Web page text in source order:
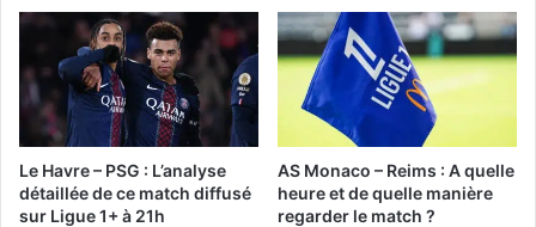
Le Havre – PSG : L’analyse
détaillée de ce match diffusé
sur Ligue 1+ à 21h
AS Monaco – Reims : A quelle
heure et de quelle manière
regarder le match ?